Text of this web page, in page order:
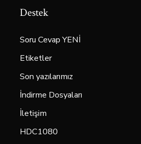
Destek
Soru Cevap YENİ
Etiketler
Son yazılarımız
İndirme Dosyaları
İletişim
HDC1080